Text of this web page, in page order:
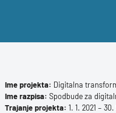
Ime projekta: Digitalna
Ime razpisa: Spodbude za
Trajanje projekta: 1. 1. 2021 –